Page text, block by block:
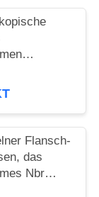
Flansch-
das
Nbr
eine